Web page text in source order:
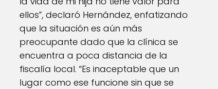
ellos”, declaró Hernández, enfatizando
que la situación es aún más
preocupante dado que la clínica se
encuentra a poca distancia de la
fiscalía local. “Es inaceptable que un
lugar como ese funcione sin que se